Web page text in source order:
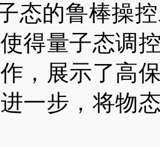
态的鲁棒操
得量子态调
，展示了高
一步，将物